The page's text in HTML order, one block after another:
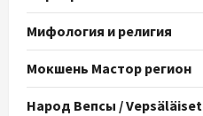
Мифология и религия
Мокшень Мастор регион
Народ Вепсы / Vepsäläiset